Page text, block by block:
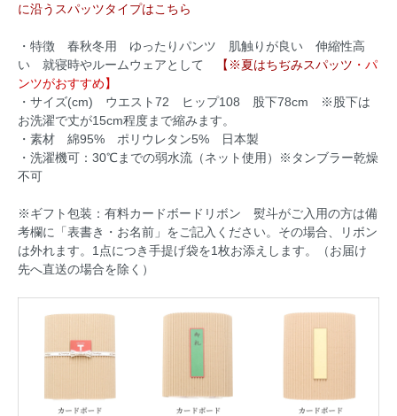
に沿うスパッツタイプはこちら
・特徴 春秋冬用 ゆったりパンツ 肌触りが良い 伸縮性高
い 就寝時やルームウェアとして
【※夏はちぢみスパッツ ・パ
ンツがおすすめ】
・サイズ(cm) ウエスト72 ヒップ108 股下78cm ※股下は
お洗濯で丈が15cm程度まで縮みます。
・素材 綿95% ポリウレタン5% 日本製
・洗濯機可：30℃までの弱水流（ネット使用）※タンブラー乾燥
不可
※ギフト包装：有料カードボードリボン 熨斗がご入用の方は備
考欄に「表書き・お名前」をご記入ください。その場合、リボン
は外れます。1点につき手提げ袋を1枚お添えします。（お届け
先へ直送の場合を除く）